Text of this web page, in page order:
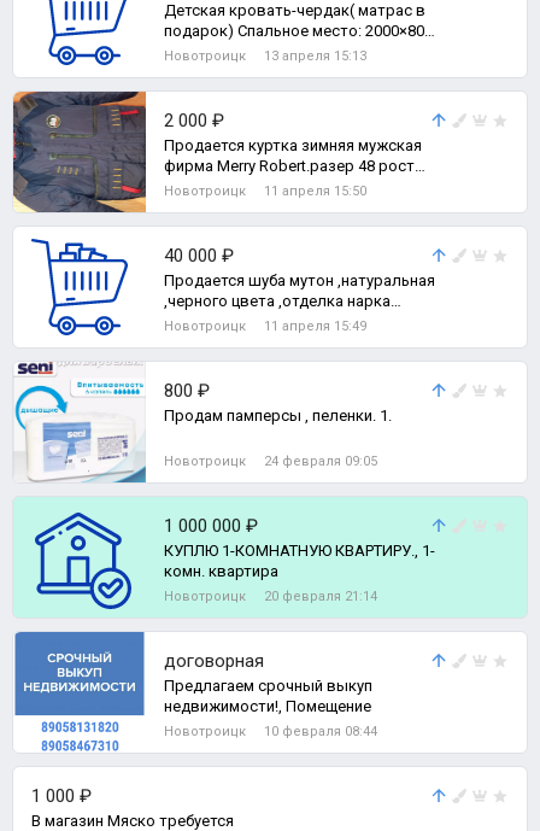
Детская кровать-чердак( матрас в
подарок) Спальное место: 2000×800
мм.
Новотроицк 13 апреля 15:13
2 000 ₽
Продается куртка зимняя мужская
фирма Merry Robert.разер 48 рост
152
Новотроицк 11 апреля 15:50
40 000 ₽
Продается шуба мутон ,натуральная
,черного цвета ,отделка нарка
,новая, Фирма Рафаэль коллекцион.
Новотроицк 11 апреля 15:49
800 ₽
Продам памперсы , пеленки. 1.
Новотроицк 24 февраля 09:05
1 000 000 ₽
КУПЛЮ 1-КОМНАТНУЮ КВАРТИРУ., 1-
комн. квартира
Новотроицк 20 февраля 21:14
договорная
Предлагаем срочный выкуп
недвижимости!, Помещение
Новотроицк 10 февраля 08:44
1 000 ₽
В магазин Мяско требуется